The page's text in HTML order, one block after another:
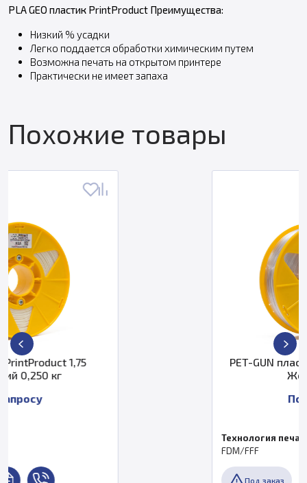
PLA GEO пластик PrintProduct Преимущества:
Низкий % усадки
Легко поддается обработки химическим путем
Возможна печать на открытом принтере
Практически не имеет запаха
Похожие товары
PET-GUN пластик PrintProduct
Технология печати